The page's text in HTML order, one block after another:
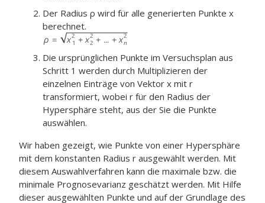
Der Radius ρ wird für alle generierten Punkte x
berechnet.
Die ursprünglichen Punkte im Versuchsplan aus
Schritt 1 werden durch Multiplizieren der
einzelnen Einträge von Vektor x mit r
transformiert, wobei r für den Radius der
Hypersphäre steht, aus der Sie die Punkte
auswählen.
Wir haben gezeigt, wie Punkte von einer Hypersphäre
mit dem konstanten Radius r ausgewählt werden. Mit
diesem Auswahlverfahren kann die maximale bzw. die
minimale Prognosevarianz geschätzt werden. Mit Hilfe
dieser ausgewählten Punkte und auf der Grundlage des